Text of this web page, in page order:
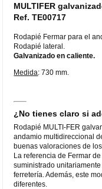
MULTIFER
Ref. TE00717
Rodapié Fermar para el
Rodapié lateral.
Galvanizado en caliente.
Medida: 730 mm.
¿No tienes claro si
Rodapié MULTI-FER
andamio multidireccional
buenas valoraciones de
La referencia de Fermar
suministrado
ferretería. Además, este
diferentes.